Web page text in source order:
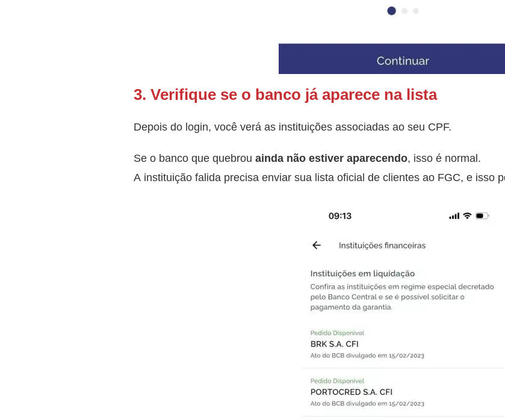
3. Verifique se o banco já aparece na lista
Depois do login, você verá as instituições associadas ao seu CPF.
Se o banco que quebrou ainda não estiver aparecendo, isso é normal.
A instituição falida precisa enviar sua lista oficial de clientes ao FGC, e isso